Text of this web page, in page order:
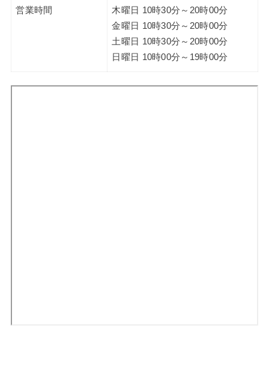
営業時間
木曜日 10時30分～20時00分
金曜日 10時30分～20時00分
土曜日 10時30分～20時00分
日曜日 10時00分～19時00分